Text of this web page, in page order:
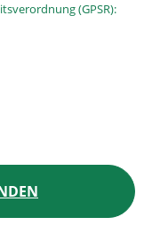
(GPSR):